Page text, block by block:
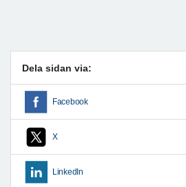
Dela sidan via:
Facebook
X
LinkedIn